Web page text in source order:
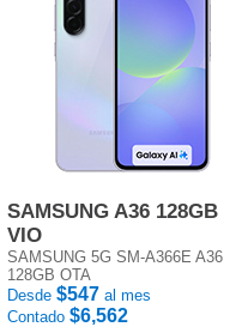
SAMSUNG A36 128GB
VIO
SAMSUNG 5G SM-A366E A36
128GB OTA
Desde $547 al mes
Contado $6,562